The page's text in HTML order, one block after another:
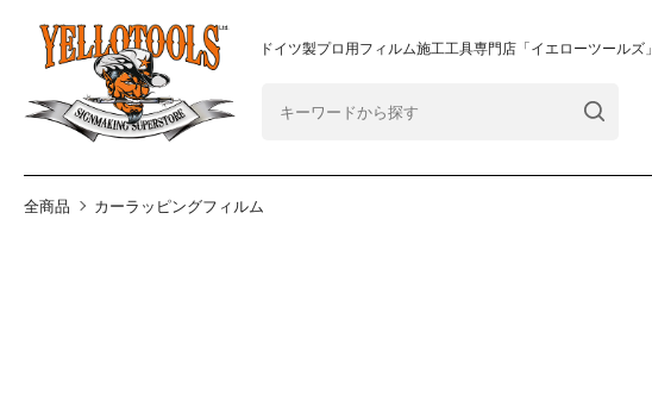
重要なおしらせ
ドイツ製プロ用フィルム施工工具専門店「イエローツールズ」
全商品 カーラッピングフィルム